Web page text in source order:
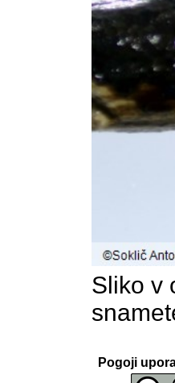
Sliko v
Pogoji